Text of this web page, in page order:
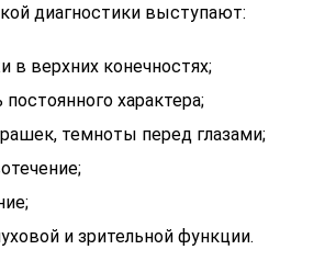
диагностики выступают:
в верхних конечностях;
постоянного характера;
темноты перед глазами;
и зрительной функции.